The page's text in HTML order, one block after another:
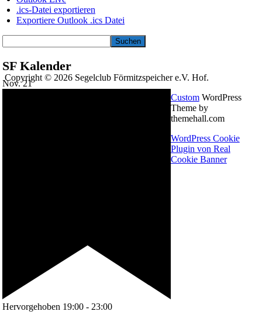
.ics-Datei exportieren
Exportiere Outlook .ics Datei
Suchen
SF Kalender
Nov.21
Hervorgehoben 19:00 - 23:00
Copyright © 2026 Segelclub Förmitzspeicher e.V. Hof.
CustomWordPress
Theme by
themehall.com
WordPress Cookie
Plugin von Real
Cookie Banner